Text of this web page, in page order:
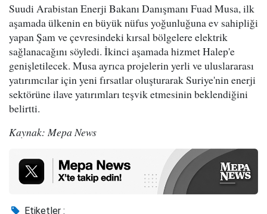
Suudi Arabistan Enerji Bakanı Danışmanı Fuad Musa, ilk
aşamada ülkenin en büyük nüfus yoğunluğuna ev sahipliği
yapan Şam ve çevresindeki kırsal bölgelere elektrik
sağlanacağını söyledi. İkinci aşamada hizmet Halep'e
genişletilecek. Musa ayrıca projelerin yerli ve uluslararası
yatırımcılar için yeni fırsatlar oluşturarak Suriye'nin enerji
sektörüne ilave yatırımları teşvik etmesinin beklendiğini
belirtti.
Kaynak: Mepa News
Etiketler :